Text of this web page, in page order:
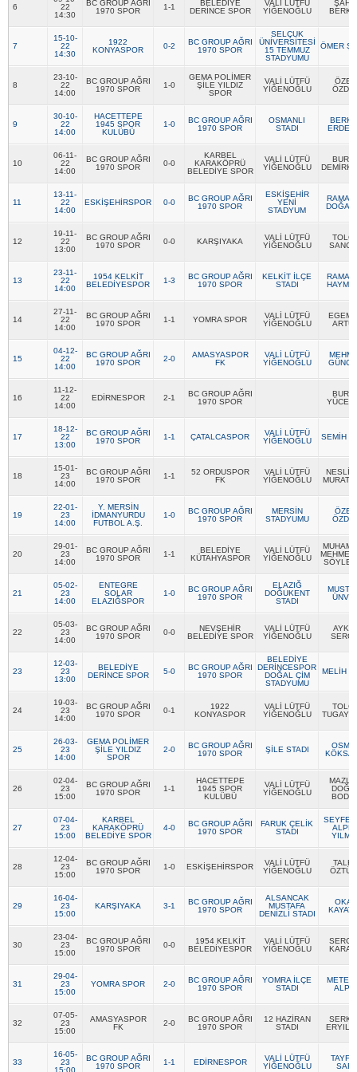
Futbol
Basketbol
Voleybol
Hentbol
Bisiklet
Diğer Sporlar
Sosyal Medya
Facebook
Twitter
Google Plus
Instagram
Hakkımızda
Hakkımızda
Blog
Künye
İletişim
Web Sürüme Geç
COPYLEFT 2014. AGB Bilişim Teknolojileri
6
22
14:30
BC GROUP AĞRI
1970 SPOR
1-1
BELEDİYE
DERİNCE SPOR
VALİ LÜTFÜ
YİĞENOĞLU
7
15-10-
22
14:30
1922
KONYASPOR
0-2
BC GROUP AĞRI
1970 SPOR
SELÇUK
ÜNİVERSİTESİ
15 TEMMUZ
STADYUMU
ÖMER
8
23-10-
22
14:00
BC GROUP AĞRI
1970 SPOR
1-0
GEMA POLİMER
ŞİLE YILDIZ
SPOR
VALİ LÜTFÜ
YİĞENOĞLU
ÖZER
9
30-10-
22
14:00
HACETTEPE
1945 SPOR
KULÜBÜ
1-0
BC GROUP AĞRI
1970 SPOR
OSMANLI
STADI
10
06-11-
22
14:00
BC GROUP AĞRI
1970 SPOR
0-0
KARBEL
KARAKÖPRÜ
BELEDİYE SPOR
VALİ LÜTFÜ
YİĞENOĞLU
11
13-11-
22
14:00
ESKİŞEHİRSPOR 0-0
BC GROUP AĞRI
1970 SPOR
ESKİŞEHİR
YENİ
STADYUM
12
19-11-
22
13:00
BC GROUP AĞRI
1970 SPOR
0-0 KARŞIYAKA
VALİ LÜTFÜ
YİĞENOĞLU
13
23-11-
22
14:00
1954 KELKİT
BELEDİYESPOR
1-3
BC GROUP AĞRI
1970 SPOR
KELKİT İLÇE
STADI
14
27-11-
22
14:00
BC GROUP AĞRI
1970 SPOR
1-1 YOMRA SPOR
VALİ LÜTFÜ
YİĞENOĞLU
15
04-12-
22
14:00
BC GROUP AĞRI
1970 SPOR
2-0
AMASYASPOR
FK
VALİ LÜTFÜ
YİĞENOĞLU
16
11-12-
22
14:00
EDİRNESPOR 2-1
BC GROUP AĞRI
1970 SPOR
17
18-12-
22
13:00
BC GROUP AĞRI
1970 SPOR
1-1 ÇATALCASPOR
VALİ LÜTFÜ
YİĞENOĞLU
SEMİH
18
15-01-
23
14:00
BC GROUP AĞRI
1970 SPOR
1-1
52 ORDUSPOR
FK
VALİ LÜTFÜ
YİĞENOĞLU
19
22-01-
23
14:00
Y. MERSİN
İDMANYURDU
FUTBOL A.Ş.
1-0
BC GROUP AĞRI
1970 SPOR
MERSİN
STADYUMU
ÖZER
20
29-01-
23
14:00
BC GROUP AĞRI
1970 SPOR
1-1
BELEDİYE
KÜTAHYASPOR
VALİ LÜTFÜ
YİĞENOĞLU
21
05-02-
23
14:00
ENTEGRE
SOLAR
ELAZIĞSPOR
1-0
BC GROUP AĞRI
1970 SPOR
ELAZIĞ
DOĞUKENT
STADI
22
05-03-
23
14:00
BC GROUP AĞRI
1970 SPOR
0-0
NEVŞEHİR
BELEDİYE SPOR
VALİ LÜTFÜ
YİĞENOĞLU
23
12-03-
23
13:00
BELEDİYE
DERİNCE SPOR
5-0
BC GROUP AĞRI
1970 SPOR
BELEDİYE
DERİNCESPOR
DOĞAL ÇİM
STADYUMU
MELİH
24
19-03-
23
14:00
BC GROUP AĞRI
1970 SPOR
0-1
1922
KONYASPOR
VALİ LÜTFÜ
YİĞENOĞLU
TUGAY
25
26-03-
23
14:00
GEMA POLİMER
ŞİLE YILDIZ
SPOR
2-0
BC GROUP AĞRI
1970 SPOR
ŞİLE STADI
26
02-04-
23
15:00
BC GROUP AĞRI
1970 SPOR
1-1
HACETTEPE
1945 SPOR
KULÜBÜ
VALİ LÜTFÜ
YİĞENOĞLU
27
07-04-
23
15:00
KARBEL
KARAKÖPRÜ
BELEDİYE SPOR
4-0
BC GROUP AĞRI
1970 SPOR
FARUK ÇELİK
STADI
28
12-04-
23
15:00
BC GROUP AĞRI
1970 SPOR
1-0 ESKİŞEHİRSPOR
VALİ LÜTFÜ
YİĞENOĞLU
29
16-04-
23
15:00
KARŞIYAKA 3-1
BC GROUP AĞRI
1970 SPOR
ALSANCAK
MUSTAFA
DENİZLİ STADI
OKAN
30
23-04-
23
15:00
BC GROUP AĞRI
1970 SPOR
0-0
1954 KELKİT
BELEDİYESPOR
VALİ LÜTFÜ
YİĞENOĞLU
31
29-04-
23
15:00
YOMRA SPOR 2-0
BC GROUP AĞRI
1970 SPOR
YOMRA İLÇE
STADI
32
07-05-
23
15:00
AMASYASPOR
FK
2-0
BC GROUP AĞRI
1970 SPOR
12 HAZİRAN
STADI
33
16-05-
23
15:00
BC GROUP AĞRI
1970 SPOR
1-1 EDİRNESPOR
VALİ LÜTFÜ
YİĞENOĞLU
SARI